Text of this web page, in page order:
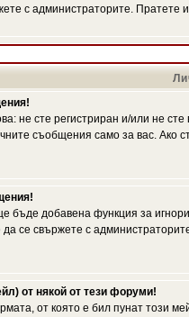
с администраторите.
не сте регистриран и/или не
съобщения само за вас. Ако
бъде добавена функция за
се свържете с
от някой от тези форуми!
от която е бил пунат този